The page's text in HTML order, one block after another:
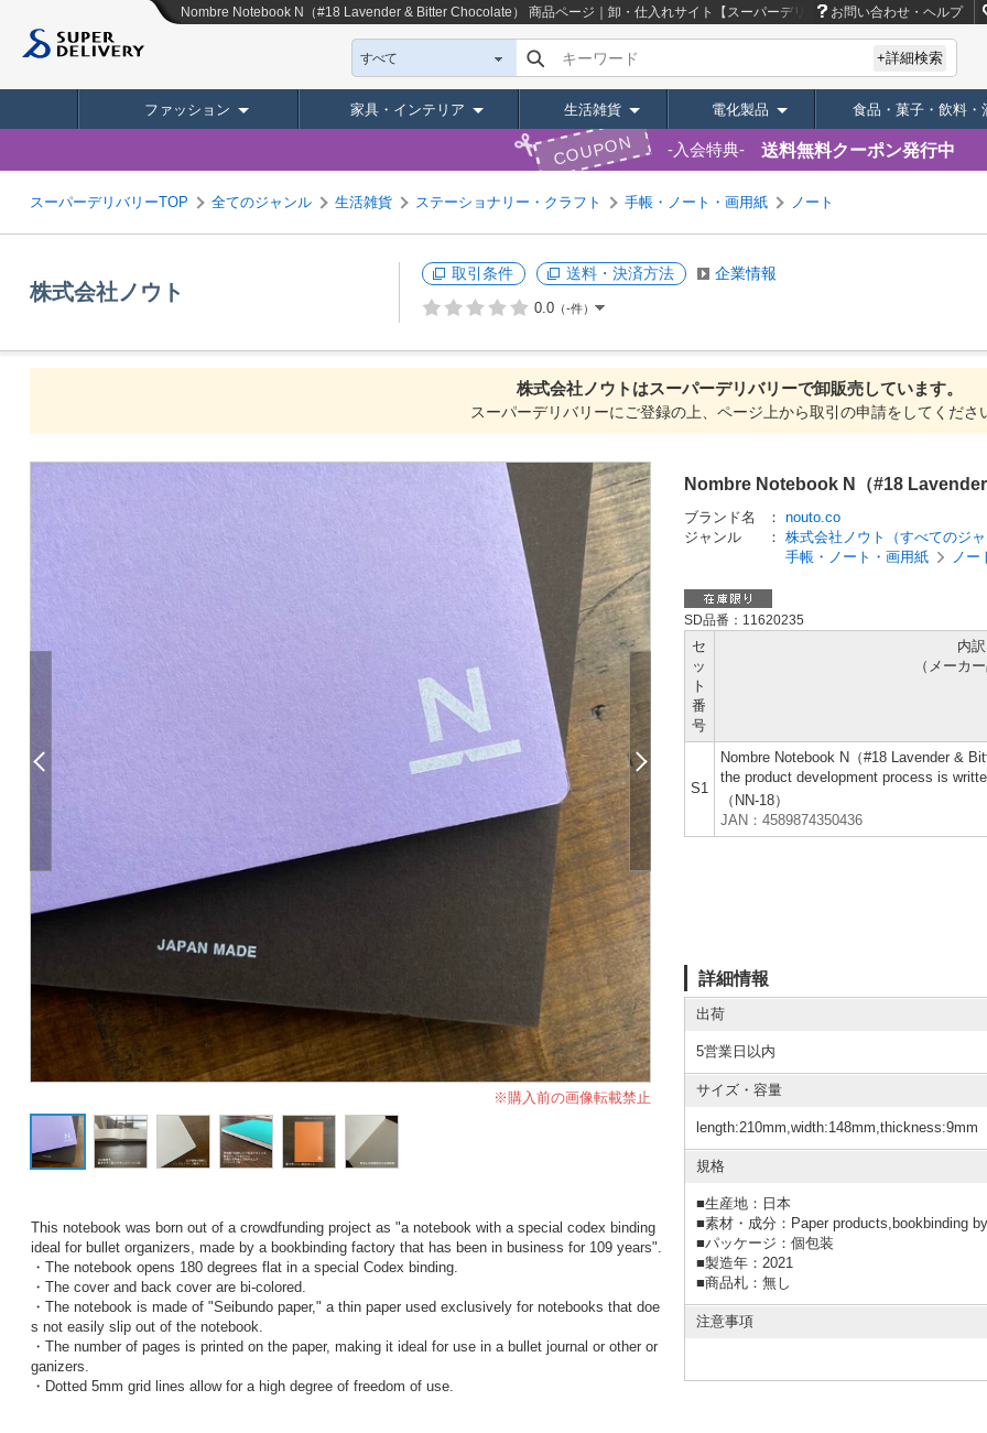
Nombre Notebook N（#18 Lavender & Bitter Chocolate） 商品ページ｜卸・仕入れサイト【スーパーデリバリー】お問い合わせ・ヘルプ
すべて キーワード +詳細検索
ファッション 家具・インテリア 生活雑貨 電化製品 食品・菓子・飲料・
COUPON 入会特典 送料無料クーポン発行中
スーパーデリバリーTOP 全てのジャンル 生活雑貨 ステーショナリー・クラフト 手帳・ノート・画用紙 ノート
株式会社ノウト
取引条件 送料・決済方法 企業情報
0.0（-件）
株式会社ノウトはスーパーデリバリーで卸販売しています。
スーパーデリバリーにご登録の上、ページ上から取引の申請をしてくださ
※購入前の画像転載禁止
This notebook was born out of a crowdfunding project as "a notebook with a special codex binding
ideal for bullet organizers, made by a bookbinding factory that has been in business for 109 years".
・The notebook opens 180 degrees flat in a special Codex binding.
・The cover and back cover are bi-colored.
・The notebook is made of "Seibundo paper," a thin paper used exclusively for notebooks that doe
s not easily slip out of the notebook.
・The number of pages is printed on the paper, making it ideal for use in a bullet journal or other or
ganizers.
・Dotted 5mm grid lines allow for a high degree of freedom of use.
Nombre Notebook N（#18
ブランド名 ： nouto.co
ジャンル
： 株式会社ノウト（すべてのジャ
手帳・ノート・画用紙
ノー
SD品番：11620235
セ
ッ
ト
番
号
内訳
（メーカー
S1
Nombre Notebook N（#18 Lavender &
the product development process is
（NN-18）
JAN：4589874350436
詳細情報
出荷
5営業日以内
サイズ・容量
length:210mm,width:148mm,thickness:9mm
規格
■生産地：日本
■素材・成分：Paper products,bookbinding
■パッケージ：個包装
■製造年：2021
■商品札：無し
注意事項